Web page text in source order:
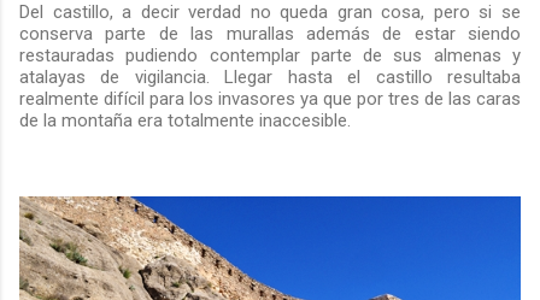
Del castillo, a decir verdad no queda gran cosa, pero si se
conserva parte de las murallas además de estar siendo
restauradas pudiendo contemplar parte de sus almenas y
atalayas de vigilancia. Llegar hasta el castillo resultaba
realmente difícil para los invasores ya que por tres de las caras
de la montaña era totalmente inaccesible.